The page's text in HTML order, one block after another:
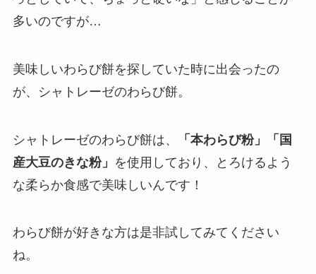
多いのですが…
美味しいわらび餅を探していた時に出会ったの
が、シャトレーゼのわらび餅。
シャトレーゼのわらび餅は、
「本わらび粉」「国
産大豆のきな粉」 を使用しており、とろけるよう
な柔らか食感で美味しいんです！
わらび餅が好きな方は是非試してみてください
ね。